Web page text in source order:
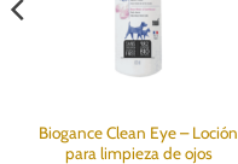
Biogance Clean Eye – Loción
para limpieza de ojos